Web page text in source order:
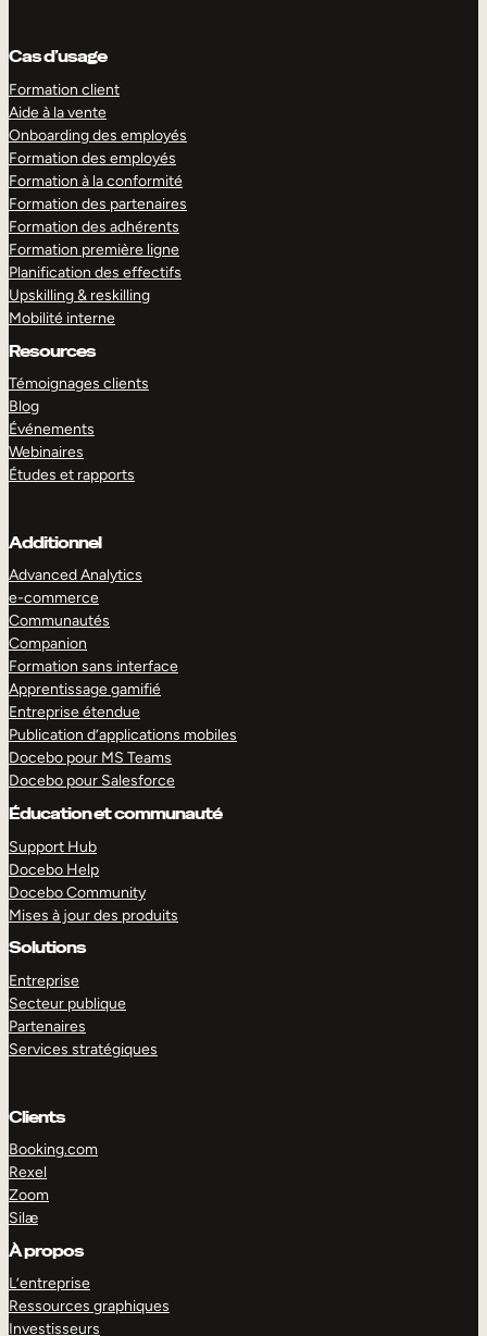
Cas d’usage
Formation client
Aide à la vente
Onboarding des employés
Formation des employés
Formation à la conformité
Formation des partenaires
Formation des adhérents
Formation première ligne
Planification des effectifs
Upskilling & reskilling
Mobilité interne
Resources
Témoignages clients
Blog
Événements
Webinaires
Études et rapports
Additionnel
Advanced Analytics
e-commerce
Communautés
Companion
Formation sans interface
Apprentissage gamifié
Entreprise étendue
Publication d’applications mobiles
Docebo pour MS Teams
Docebo pour Salesforce
Éducation et communauté
Support Hub
Docebo Help
Docebo Community
Mises à jour des produits
Solutions
Entreprise
Secteur publique
Partenaires
Services stratégiques
Clients
Booking.com
Rexel
Zoom
Silæ
À propos
L’entreprise
Ressources graphiques
Investisseurs